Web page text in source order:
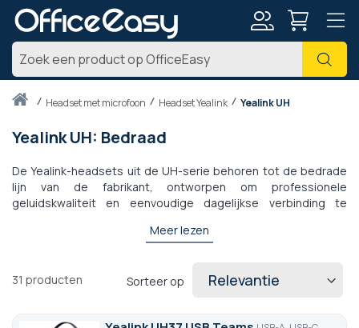
Zoek
Thuisheadset met microfoon Headset Yealink Yealink UH
Yealink UH: Bedraad
De Yealink-headsets uit de UH-serie behoren tot de bedrade
lijn van de fabrikant, ontworpen om professionele
geluidskwaliteit en eenvoudige dagelijkse verbinding te
geschikt voor kantoren, callcenters en thuiswerkomgevingen
model, garanderen de Yealink UH een snelle Plug & Play-
Meer lezen
31 producten Sorteer op